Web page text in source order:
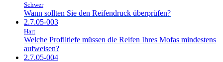
Schwer
Wann sollten Sie den Reifendruck überprüfen?
2.7.05-003
Hart
Welche Profiltiefe müssen die Reifen Ihres Mofas mindestens
aufweisen?
2.7.05-004